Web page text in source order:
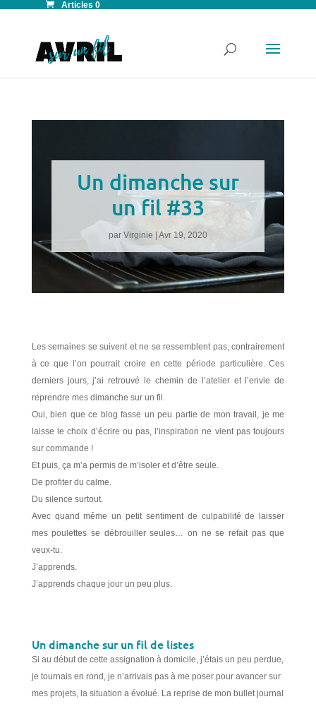
Articles 0
Un dimanche sur
un fil #33
par Virginie Avr 19, 2020
Les semaines se suivent et ne se ressemblent pas, contrairement
à ce que l’on pourrait croire en cette période particulière. Ces
derniers jours, j’ai retrouvé le chemin de l’atelier et l’envie de
reprendre mes dimanche sur un fil.
Oui, bien que ce blog fasse un peu partie de mon travail, je me
laisse le choix d’écrire ou pas, l’inspiration ne vient pas toujours
sur commande !
Et puis, ça m’a permis de m’isoler et d’être seule.
De profiter du calme.
Du silence surtout.
Avec quand même un petit sentiment de culpabilité de laisser
mes poulettes se débrouiller seules… on ne se refait pas que
veux-tu.
J’apprends.
J’apprends chaque jour un peu plus.
Un dimanche sur un fil de listes
Si au début de cette assignation à domicile, j’étais un peu perdue,
je tournais en rond, je n’arrivais pas à me poser pour avancer sur
mes projets, la situation a évolué. La reprise de mon bullet journal